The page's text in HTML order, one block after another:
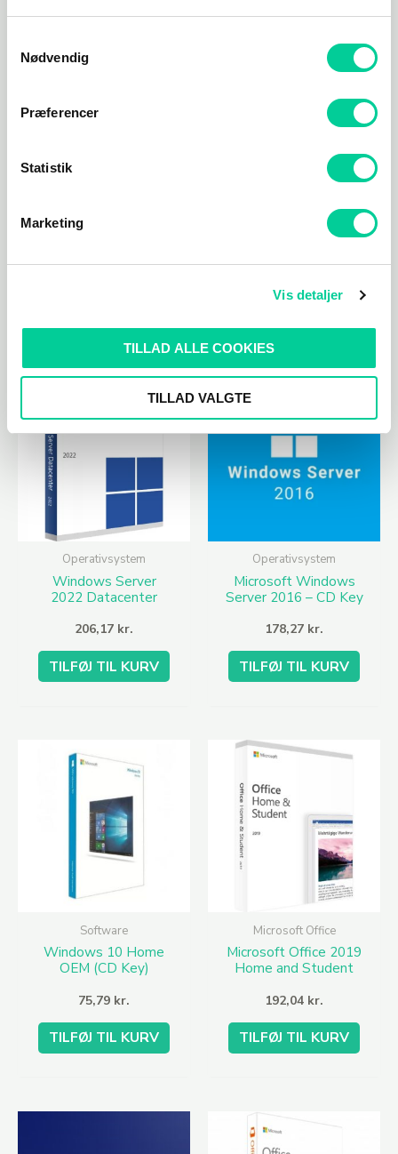
Nødvendig
Præferencer
Statistik
Marketing
Vis detaljer
TILLAD ALLE COOKIES
TILLAD VALGTE
Home and Business
Microsoft Office 365
Personal (1 Year / 1
TILFØJ TIL KURV
Operativsystem
Windows Server
2022 Datacenter
206,17 kr.
TILFØJ TIL KURV
Operativsystem
Microsoft Windows
Server 2016 – CD Key
178,27 kr.
TILFØJ TIL KURV
Software
Windows 10 Home
OEM (CD Key)
75,79 kr.
TILFØJ TIL KURV
Microsoft Office
Microsoft Office 2019
Home and Student
192,04 kr.
TILFØJ TIL KURV